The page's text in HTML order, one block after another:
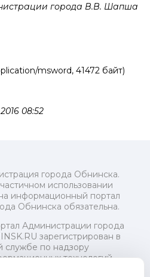
города В.В. Шапша
msword, 41472 байт)
08:52
города Обнинска.
использовании
информационный портал
Обнинска обязательна.
Администрации города
зарегистрирован в
службе по надзору
технологий
(Роскомнадзор) 24 июля